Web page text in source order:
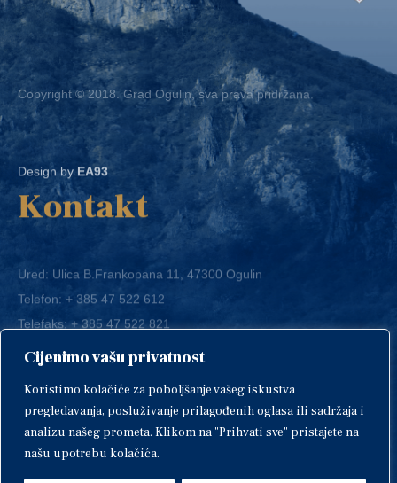
Cijenimo vašu privatnost
Koristimo kolačiće za poboljšanje vašeg iskustva
pregledavanja, posluživanje prilagođenih oglasa ili sadržaja i
analizu našeg prometa. Klikom na "Prihvati sve" pristajete na
našu upotrebu kolačića.
Copyright © 2018. Grad Ogulin, sva prava pridržana.
Design by EA93
Kontakt
Telefon:+ 385 47 522 612
Telefaks:+ 385 47 522 821
E-mail:grad-ogulin@ogulin.hr